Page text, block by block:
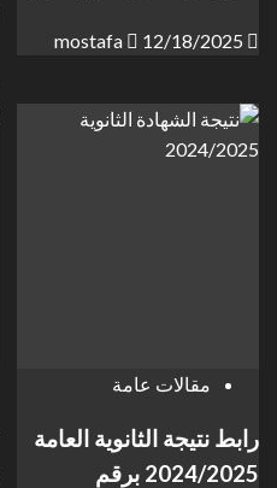
mostafa 12/18/2025
مقالات عامة
رابط نتيجة الثانوية العامة
2024/2025 برقم